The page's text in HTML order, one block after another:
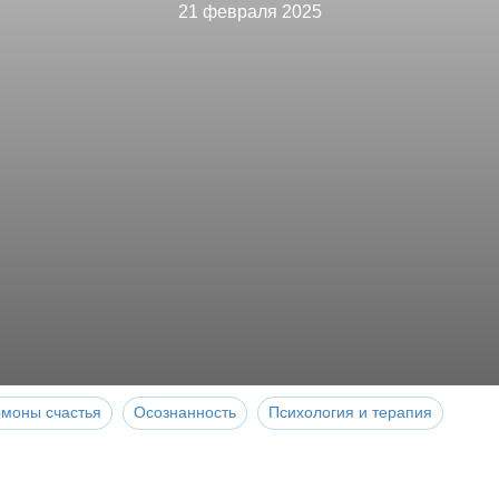
21 февраля 2025
счастья Осознанность Психология и терапия